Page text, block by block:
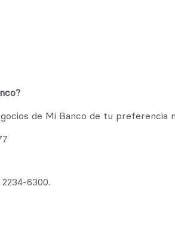
de Mi Banco de tu preferencia
6300.